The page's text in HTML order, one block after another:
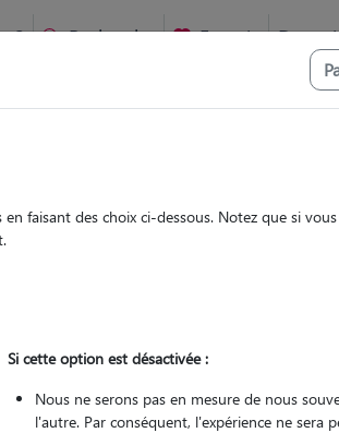
? Recherche Favoris
chez le Pet Sitter
chez le Pet Sitter
Pour quel animal ?
faisant des choix ci-dessous. Notez que si
Si cette option est désactivée :
Nous ne serons pas en mesure de nous
l'autre. Par conséquent, l'expérience ne sera